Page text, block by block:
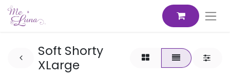
Soft Shorty
XLarge